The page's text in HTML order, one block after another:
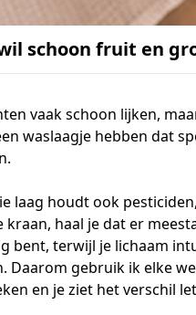
schoon fruit en
vaak schoon lijken,
waslaagje hebben dat
laag houdt ook
haal je dat er
bent, terwijl je lichaam
Daarom gebruik ik elke
en je ziet het verschil